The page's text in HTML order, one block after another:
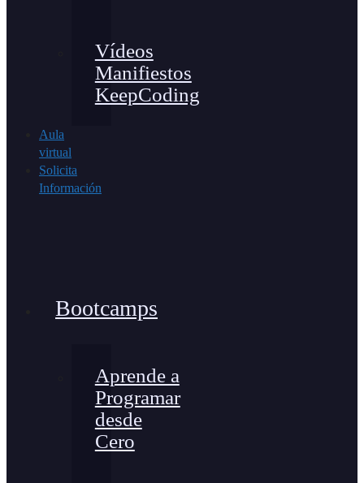
Vídeos
Manifiestos
KeepCoding
Aula
virtual
Solicita
Información
Bootcamps
Aprende a
Programar
desde
Cero